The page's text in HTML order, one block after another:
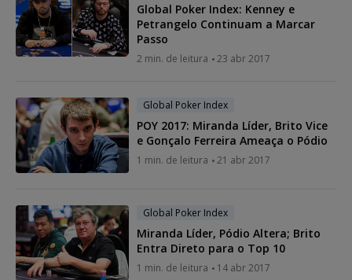
Global Poker Index: Kenney e
Petrangelo Continuam a Marcar
Passo
2 min. de leitura 23 abr 2017
Global Poker Index
POY 2017: Miranda Líder, Brito Vice
e Gonçalo Ferreira Ameaça o Pódio
1 min. de leitura 21 abr 2017
Global Poker Index
Miranda Líder, Pódio Altera; Brito
Entra Direto para o Top 10
1 min. de leitura 14 abr 2017